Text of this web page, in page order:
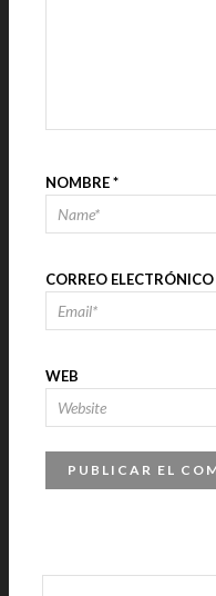
NOMBRE*
CORREO ELECTRÓNICO
WEB